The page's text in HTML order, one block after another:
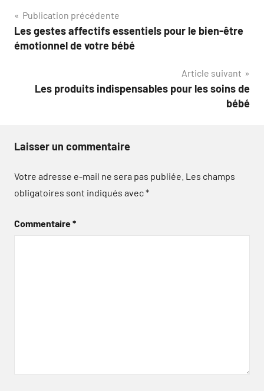
Navigation
de
Publication précédente
Les gestes affectifs essentiels pour le bien-être
émotionnel de votre bébé
Article suivant
Les produits indispensables pour les soins de
bébé
Laisser un commentaire
Votre adresse e-mail ne sera pas publiée. Les champs
obligatoires sont indiqués avec*
Commentaire*